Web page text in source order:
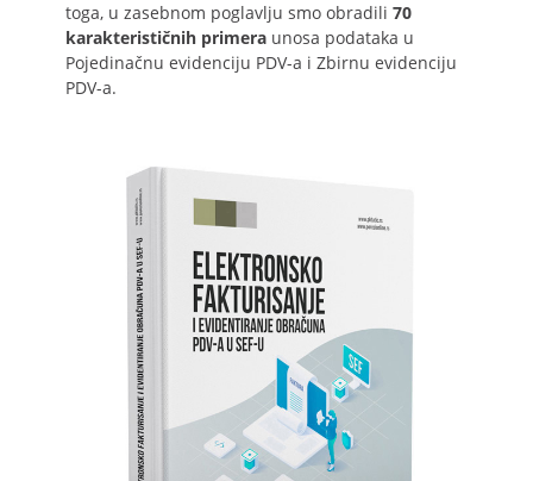
toga, u zasebnom poglavlju smo obradili 70
karakterističnih primera unosa podataka u
Pojedinačnu evidenciju PDV-a i Zbirnu evidenciju
PDV-a.